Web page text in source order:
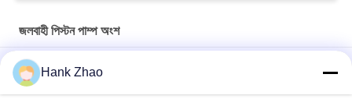
জলবাহী পিস্টন পাম্প অংশ
কাওয়াসাকি K3V112DTP1F9R-9Y14-HV ট্যান্ডেম হাইড্রোলিক পিস্টন প্রধান পাম্প
পার্কার ভারী-শুল্ক উচ্চ-চাপ পরিবর্তনশীল স্থানচ্যুতি অক্ষীয় পিস্টন পাম্প
Hank Zhao